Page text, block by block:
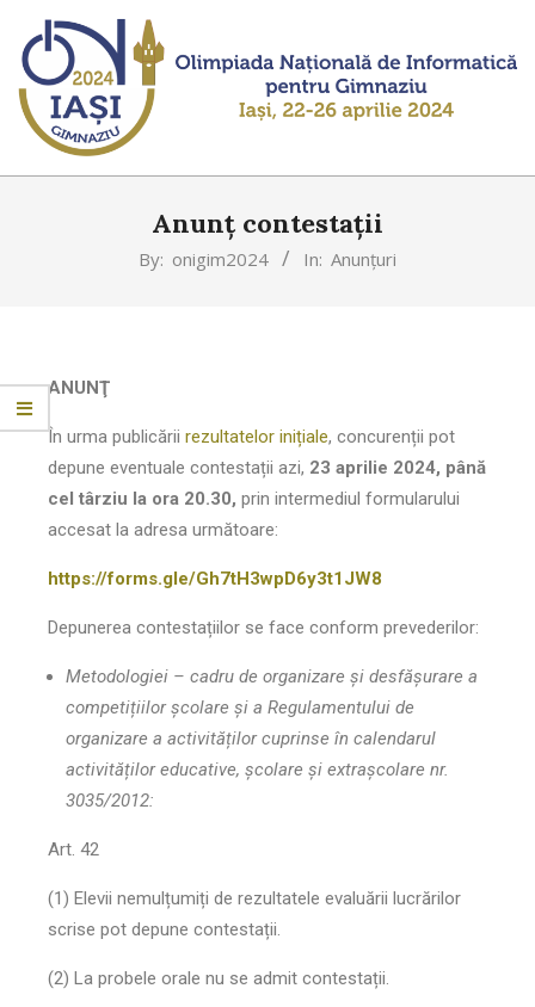
OLIMPIADA
NAȚIONALĂ
GIMNAZIU
Anunț contestații
By: onigim2024 In: Anunțuri
ANUNŢ
În urma publicării rezultatelor inițiale, concurenții pot
depune eventuale contestații azi, 23 aprilie 2024, până
cel târziu la ora 20.30, prin intermediul formularului
accesat la adresa următoare:
https://forms.gle/Gh7tH3wpD6y3t1JW8
Depunerea contestațiilor se face conform prevederilor:
Metodologiei – cadru de organizare și desfășurare a
competițiilor școlare și a Regulamentului de
organizare a activităților cuprinse în calendarul
activităților educative, școlare și extrașcolare nr.
3035/2012:
Art. 42
(1) Elevii nemulțumiți de rezultatele evaluării lucrărilor
scrise pot depune contestații.
(2) La probele orale nu se admit contestații.